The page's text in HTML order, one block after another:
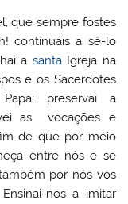
que sempre fostes
continuais a sê-lo
a santaIgreja na
e os Sacerdotes
preservai a
as vocações e
de que por meio
entre nós e se
por nós vos
nos a imitar